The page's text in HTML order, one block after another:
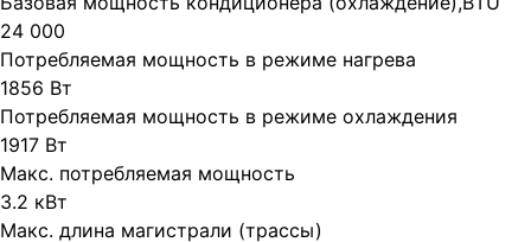
24 000
Потребляемая мощность в режиме нагрева
1856 Вт
Потребляемая мощность в режиме охлаждения
1917 Вт
Макс. потребляемая мощность
3.2 кВт
Макс. длина магистрали (трассы)